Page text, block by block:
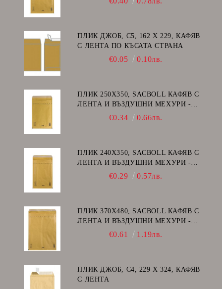
ПЛИК ДЖОБ, C5, 162 Х 229, КАФЯВ
С ЛЕНТА ПО КЪСАТА СТРАНА
€0.05 0.10лв.
ПЛИК 250Х350, SACBOLL КАФЯВ С
ЛЕНТА И ВЪЗДУШНИ МЕХУРИ -
€0.34 0.66лв.
ПЛИК 240Х350, SACBOLL КАФЯВ С
ЛЕНТА И ВЪЗДУШНИ МЕХУРИ -
€0.29 0.57лв.
ПЛИК 370Х480, SACBOLL КАФЯВ С
ЛЕНТА И ВЪЗДУШНИ МЕХУРИ -
€0.61 1.19лв.
ПЛИК ДЖОБ, C4, 229 Х 324, КАФЯВ
С ЛЕНТА